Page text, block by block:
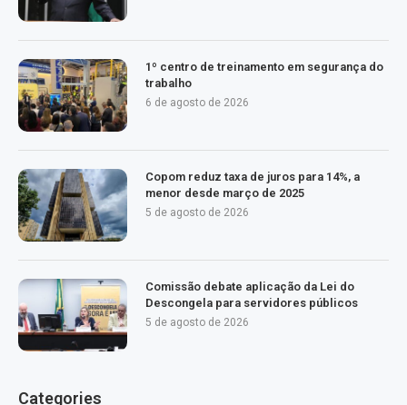
1º centro de treinamento em segurança do
trabalho
6 de agosto de 2026
Copom reduz taxa de juros para 14%, a
menor desde março de 2025
5 de agosto de 2026
Comissão debate aplicação da Lei do
Descongela para servidores públicos
5 de agosto de 2026
Categories